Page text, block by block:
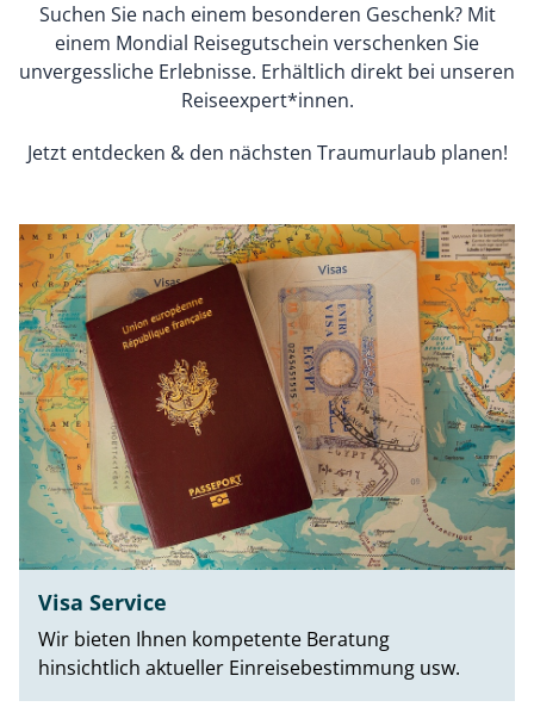
Suchen Sie nach einem besonderen Geschenk? Mit
einem Mondial Reisegutschein verschenken Sie
unvergessliche Erlebnisse. Erhältlich direkt bei unseren
Reiseexpert*innen.
Jetzt entdecken & den nächsten Traumurlaub planen!
Visa Service
Wir bieten Ihnen kompetente Beratung
hinsichtlich aktueller Einreisebestimmung usw.